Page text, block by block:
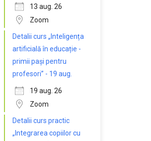
13 aug. 26
Zoom
Detalii curs „Inteligența
artificială în educație -
primii pași pentru
profesori” - 19 aug.
19 aug. 26
Zoom
Detalii curs practic
„Integrarea copiilor cu